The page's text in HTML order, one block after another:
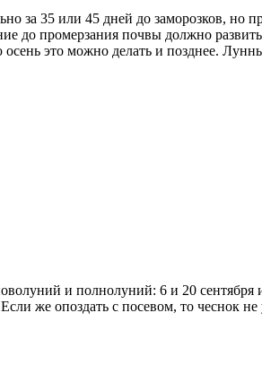
за 35 или 45 дней до заморозков, но
до промерзания почвы должно
это можно делать и позднее.
и полнолуний: 6 и 20
же опоздать с посевом, то чеснок